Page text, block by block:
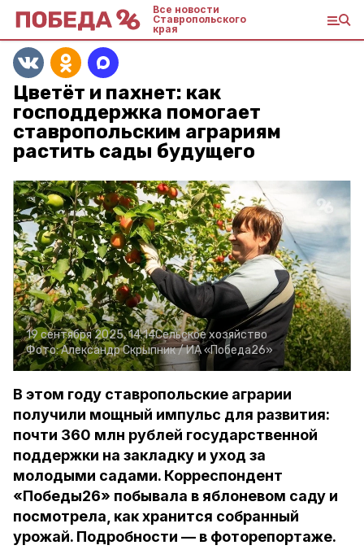
Все новости
Ставропольского
края
Цветёт и пахнет: как
господдержка помогает
ставропольским аграриям
растить сады будущего
19 сентября 2025, 14:14Сельское хозяйство
Фото:Александр Скрыпник /ИА «Победа26»
В этом году ставропольские аграрии
получили мощный импульс для развития:
почти 360 млн рублей государственной
поддержки на закладку и уход за
молодыми садами. Корреспондент
«Победы26» побывала в яблоневом саду и
посмотрела, как хранится собранный
урожай. Подробности — в фоторепортаже.